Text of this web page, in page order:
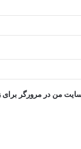
من در مرورگر برای